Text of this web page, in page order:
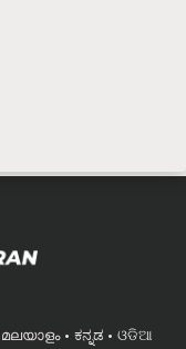
മലയാളം ಕನ್ನಡ
ଓଡିଆ